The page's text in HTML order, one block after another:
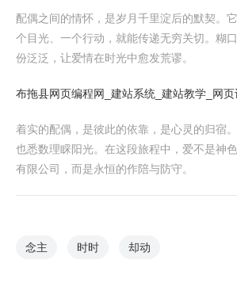
配偶之间的情怀，是岁月千里淀后的默契。
个目光、一个行动，就能传递无穷关切。糊
份泛泛，让爱情在时光中愈发荒谬。
布拖县网页编程网_建站系统_建站教学_网页
着实的配偶，是彼此的依靠，是心灵的归宿
也悉数理睬阳光。在这段旅程中，爱不是神
有限公司，而是永恒的作陪与防守。
念主 时时 却动